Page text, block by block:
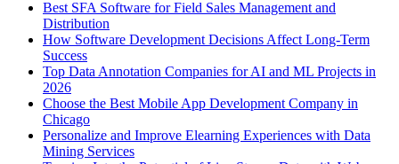
Best SFA Software for Field Sales Management and
Distribution
How Software Development Decisions Affect Long-Term
Success
Top Data Annotation Companies for AI and ML Projects in
2026
Choose the Best Mobile App Development Company in
Chicago
Personalize and Improve Elearning Experiences with Data
Mining Services